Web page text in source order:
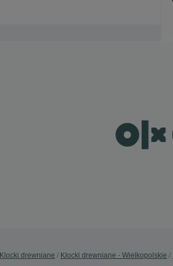
Klocki drewniane Klocki drewniane - Wielkopolskie